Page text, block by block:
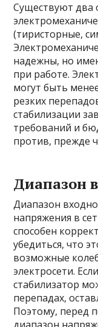
Существуют два
(тиристорные,
надежны, но
при работе.
могут быть
резких
стабилизации
требований и
против, прежде
Диапазон
Диапазон
напряжения в
способен
убедиться, что
возможные
электросети.
стабилизатор
перепадах,
Поэтому, перед